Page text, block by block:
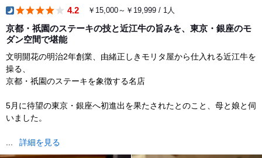
4.2 ￥15,000～￥19,999 / 1人
京都・祇園のステーキの技と近江牛の旨みを、東京・銀座のモ
ダン空間で堪能
文明開花の明治2年創業、由緒正しきモリタ屋から仕入れる近江牛を
操る、
京都・祇園のステーキを象徴する名店
5月に待望の東京・銀座へ初進出を果たされたとのこと、母と娘と伺
いました。
... 詳細を見る